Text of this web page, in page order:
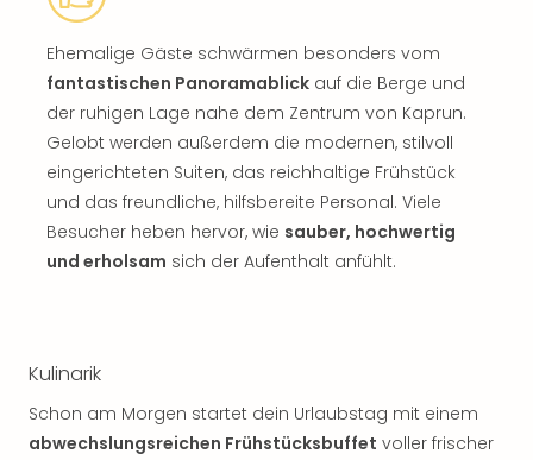
Ehemalige Gäste schwärmen besonders vom
fantastischen Panoramablick auf die Berge und
der ruhigen Lage nahe dem Zentrum von Kaprun.
Gelobt werden außerdem die modernen, stilvoll
eingerichteten Suiten, das reichhaltige Frühstück
und das freundliche, hilfsbereite Personal. Viele
Besucher heben hervor, wie sauber, hochwertig
und erholsam sich der Aufenthalt anfühlt.
Kulinarik
Schon am Morgen startet dein Urlaubstag mit einem
abwechslungsreichen Frühstücksbuffet voller frischer